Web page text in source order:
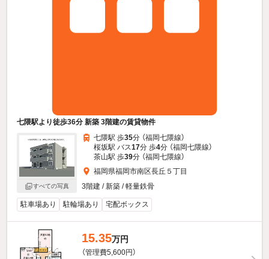
七隈駅より徒歩36分 新築 3階建の賃貸物件
すべての写真
七隈駅 歩35分 （福岡七隈線）
桜坂駅 バス17分 歩4分 （福岡七隈線）
茶山駅 歩39分 （福岡七隈線）
福岡県福岡市南区長丘５丁目
3階建 / 新築 / 軽量鉄骨
駐車場あり 駐輪場あり 宅配ボックス
15.35万円
（管理費5,600円）